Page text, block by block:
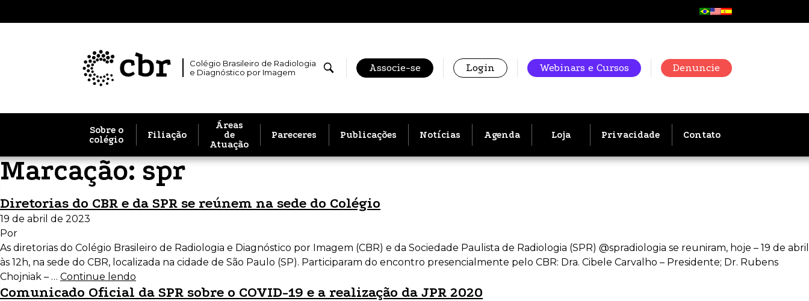
Colégio Brasileiro de Radiologia
e Diagnóstico por Imagem
Associe-se Login Webinars e Cursos Denuncie
Sobre o
colégio
Filiação
Áreas
de
Atuação
Pareceres Publicações Notícias Agenda Loja Privacidade Contato
Marcação:spr
Diretorias do CBR e da SPR se reúnem na sede do Colégio
19 de abril de 2023
Por
As diretorias do Colégio Brasileiro de Radiologia e Diagnóstico por Imagem (CBR) e da Sociedade Paulista de Radiologia (SPR) @spradiologia se reuniram, hoje – 19 de abril
às 12h, na sede do CBR, localizada na cidade de São Paulo (SP). Participaram do encontro presencialmente pelo CBR: Dra. Cibele Carvalho – Presidente; Dr. Rubens
Chojniak – … Continue lendo
Comunicado Oficial da SPR sobre o COVID-19 e a realização da JPR 2020